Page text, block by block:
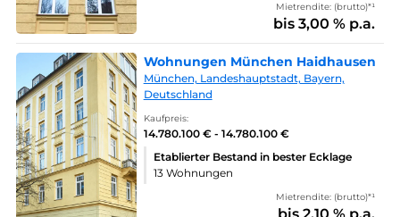
Mietrendite: (brutto)*¹
bis 3,00 % p.a.
Wohnungen München Haidhausen
München, Landeshauptstadt, Bayern,
Deutschland
Kaufpreis:
14.780.100 € - 14.780.100 €
Etablierter Bestand in bester Ecklage
13 Wohnungen
Mietrendite: (brutto)*¹